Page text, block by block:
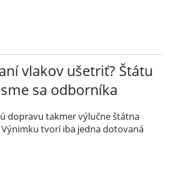
vlakov ušetriť? Štátu
sa odborníka
dopravu takmer výlučne štátna
tvorí iba jedna dotovaná